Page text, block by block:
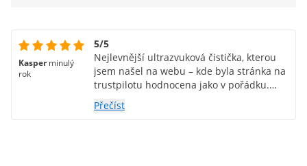
Kasper minulý
rok
5/5
Nejlevnější ultrazvuková čistička, kterou
jsem našel na webu – kde byla stránka na
trustpilotu hodnocena jako v pořádku.
Zboží dorazilo rychle a vše bylo tak, jak
jsem očekával. Bezpečně zabaleno a
Přečíst